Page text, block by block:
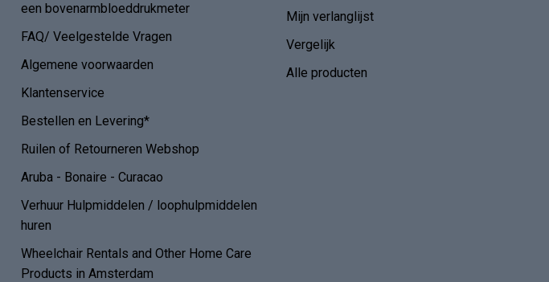
een bovenarmbloeddrukmeter
FAQ/ Veelgestelde Vragen
Algemene voorwaarden
Klantenservice
Bestellen en Levering*
Ruilen of Retourneren Webshop
Aruba - Bonaire - Curacao
Verhuur Hulpmiddelen / loophulpmiddelen
huren
Wheelchair Rentals and Other Home Care
Products in Amsterdam
Mijn verlanglijst
Vergelijk
Alle producten